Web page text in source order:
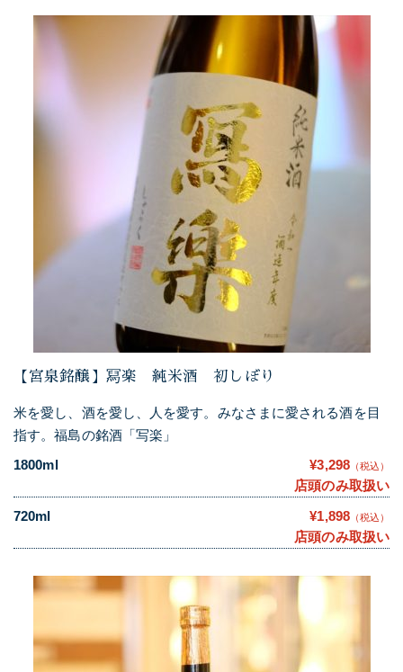
【宮泉銘醸】冩楽 純米酒 初しぼり
米を愛し、酒を愛し、人を愛す。みなさまに愛される酒を目
指す。福島の銘酒「写楽」
1800ml
¥3,298 （税込）
店頭のみ取扱い
720ml
¥1,898 （税込）
店頭のみ取扱い